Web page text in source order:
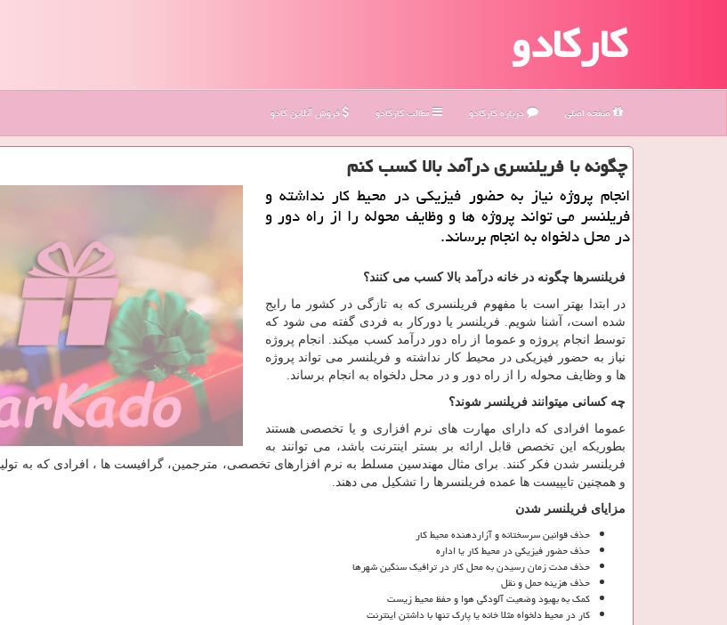
کارکادو
صفحه اصلی درباره كاركادو مطالب كاركادو فروش آنلاین کادو
چگونه با فریلنسری درآمد بالا كسب كنم
انجام پروژه نیاز به حضور فیزیكی در محیط كار نداشته و
فریلنسر می تواند پروژه ها و وظایف محوله را از راه دور و
در محل دلخواه به انجام برساند.
فریلنسرها چگونه در خانه درآمد بالا کسب می کنند؟
در ابتدا بهتر است با مفهوم فریلنسری که به تازگی در کشور ما رایج
شده است، آشنا شویم. فریلنسر یا دورکار به فردی گفته می شود که
توسط انجام پروژه و عموما از راه دور درآمد کسب میکند. انجام پروژه
نیاز به حضور فیزیکی در محیط کار نداشته و فریلنسر می تواند پروژه
ها و وظایف محوله را از راه دور و در محل دلخواه به انجام برساند.
چه کسانی میتوانند فریلنسر شوند؟
عموما افرادی که دارای مهارت های نرم افزاری و یا تخصصی هستند
بطوریکه این تخصص قابل ارائه بر بستر اینترنت باشد، می توانند به
فریلنسر شدن فکر کنند. برای مثال مهندسین مسلط به نرم افزارهای تخصصی، مترجمین، گرافیست ها ، افرادی که به
و همچنین تایپیست ها عمده فریلنسرها را تشکیل می دهند.
مزایای فریلنسر شدن
حذف قوانین سرسختانه و آزاردهنده محیط کار
حذف حضور فیزیکی در محیط کار یا اداره
حذف مدت زمان رسیدن به محل کار در ترافیک سنگین شهرها
حذف هزینه حمل و نقل
کمک به بهبود وضعیت آلودگی هوا و حفظ محیط زیست
کار در محیط دلخواه مثلا خانه یا پارک تنها با داشتن اینترنت